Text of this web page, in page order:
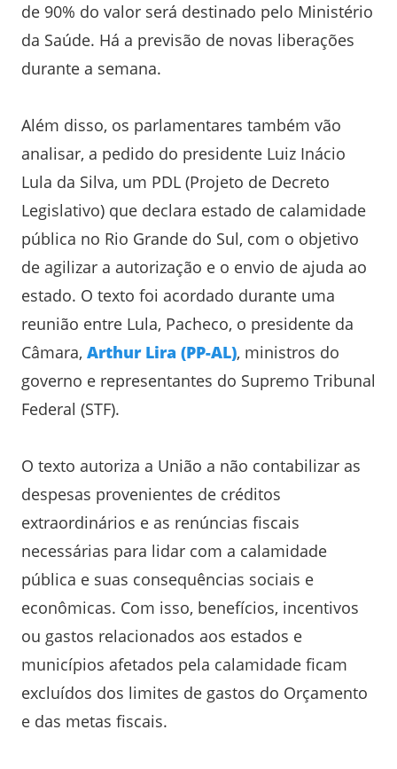
de 90% do valor será destinado pelo Ministério
da Saúde. Há a previsão de novas liberações
durante a semana.
Além disso, os parlamentares também vão
analisar, a pedido do presidente Luiz Inácio
Lula da Silva, um PDL (Projeto de Decreto
Legislativo) que declara estado de calamidade
pública no Rio Grande do Sul, com o objetivo
de agilizar a autorização e o envio de ajuda ao
estado. O texto foi acordado durante uma
reunião entre Lula, Pacheco, o presidente da
Câmara, Arthur Lira (PP-AL), ministros do
governo e representantes do Supremo Tribunal
Federal (STF).
O texto autoriza a União a não contabilizar as
despesas provenientes de créditos
extraordinários e as renúncias fiscais
necessárias para lidar com a calamidade
pública e suas consequências sociais e
econômicas. Com isso, benefícios, incentivos
ou gastos relacionados aos estados e
municípios afetados pela calamidade ficam
excluídos dos limites de gastos do Orçamento
e das metas fiscais.